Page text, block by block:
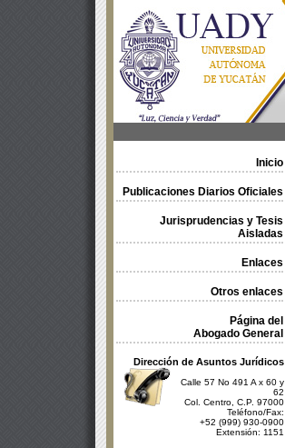
Inicio
Publicaciones Diarios Oficiales
Jurisprudencias y Tesis
Aisladas
Enlaces
Otros enlaces
Página del
Abogado General
Dirección de Asuntos Jurídicos
Calle 57 No 491 A x 60 y
62
Col. Centro, C.P. 97000
Teléfono/Fax:
+52 (999) 930-0900
Extensión: 1151